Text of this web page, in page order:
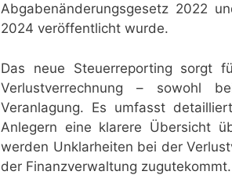
Abgabenänderungsgesetz 2022
2024 veröffentlicht wurde.
Das neue Steuerreporting sorgt
Verlustverrechnung – sowohl
Veranlagung. Es umfasst
Anlegern eine klarere Übersicht
werden Unklarheiten bei der
der Finanzverwaltung zugutekommt.